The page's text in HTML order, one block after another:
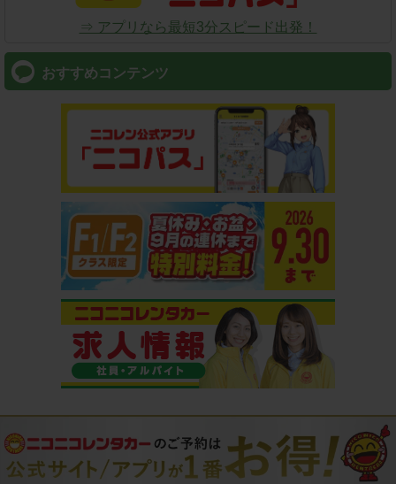
⇒ アプリなら最短3分スピード出発！
おすすめコンテンツ